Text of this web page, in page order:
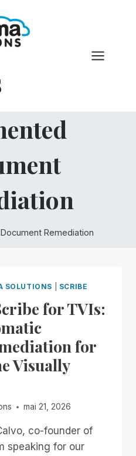
Remediation
SOLUTIONS SCRIBE
for TVIs:
for
Visually
mai 21, 2026
co-founder of
speaking for our